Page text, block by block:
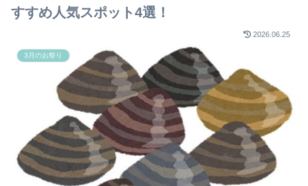
すすめ人気スポット4選！
2026.06.25
3月のお祭り